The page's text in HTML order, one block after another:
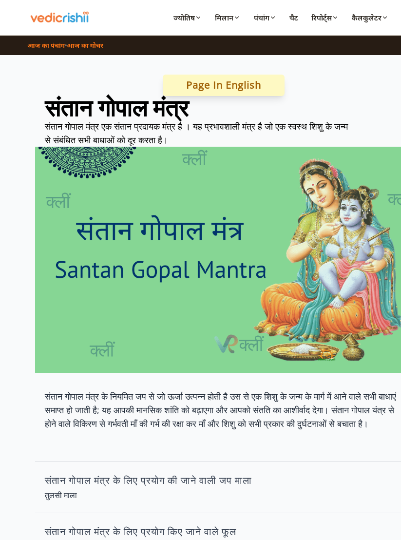
ज्योतिष मिलान पंचांग चैट रिपोर्ट्स कैलकुलेटर
आज का पंचांग आज का गोचर
Page In English
संतान गोपाल मंत्र
संतान गोपाल मंत्र एक संतान प्रदायक मंत्र है । यह प्रभावशाली मंत्र है जो एक स्वस्थ शिशु के जन्म
से संबंधित सभी बाधाओं को दूर करता है।
संतान गोपाल मंत्र के नियमित जप से जो ऊर्जा उत्पन्न होती है उस से एक शिशु के जन्म के मार्ग में आने वाले सभी बाधाएं
समाप्त हो जाती है; यह आपकी मानसिक शांति को बढ़ाएगा और आपको संतति का आशीर्वाद देगा। संतान गोपाल यंत्र से
होने वाले विकिरण से गर्भवती माँ की गर्भ की रक्षा कर माँ और शिशु को सभी प्रकार की दुर्घटनाओं से बचाता है।
संतान गोपाल मंत्र के लिए प्रयोग की जाने वाली जप माला
तुलसी माला
संतान गोपाल मंत्र के लिए प्रयोग किए जाने वाले फूल